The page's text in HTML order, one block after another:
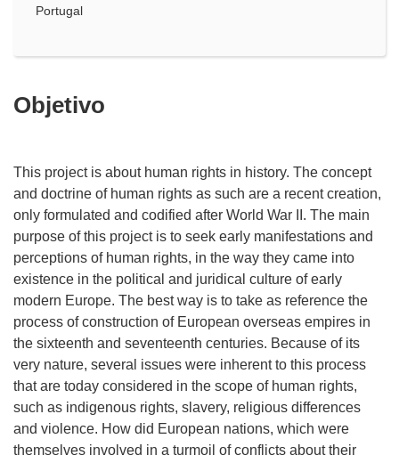
Portugal
Objetivo
This project is about human rights in history. The concept
and doctrine of human rights as such are a recent creation,
only formulated and codified after World War II. The main
purpose of this project is to seek early manifestations and
perceptions of human rights, in the way they came into
existence in the political and juridical culture of early
modern Europe. The best way is to take as reference the
process of construction of European overseas empires in
the sixteenth and seventeenth centuries. Because of its
very nature, several issues were inherent to this process
that are today considered in the scope of human rights,
such as indigenous rights, slavery, religious differences
and violence. How did European nations, which were
themselves involved in a turmoil of conflicts about their